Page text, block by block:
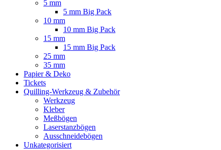
5 mm
5 mm Big Pack
10 mm
10 mm Big Pack
15 mm
15 mm Big Pack
25 mm
35 mm
Papier & Deko
Tickets
Quilling-Werkzeug & Zubehör
Werkzeug
Kleber
Meßbögen
Laserstanzbögen
Ausschneidebögen
Unkategorisiert